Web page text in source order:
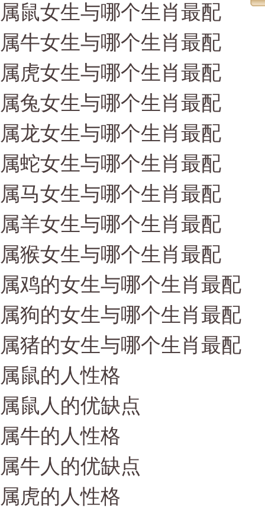
属鼠女生与哪个生肖最配
属牛女生与哪个生肖最配
属虎女生与哪个生肖最配
属兔女生与哪个生肖最配
属龙女生与哪个生肖最配
属蛇女生与哪个生肖最配
属马女生与哪个生肖最配
属羊女生与哪个生肖最配
属猴女生与哪个生肖最配
属鸡的女生与哪个生肖最配
属狗的女生与哪个生肖最配
属猪的女生与哪个生肖最配
属鼠的人性格
属鼠人的优缺点
属牛的人性格
属牛人的优缺点
属虎的人性格